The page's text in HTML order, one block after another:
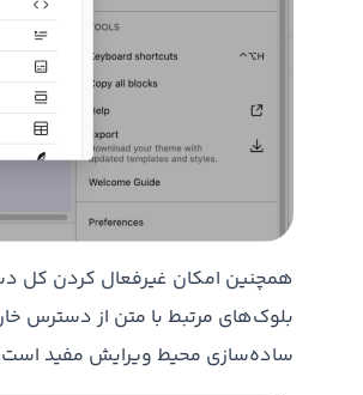
همچنین امکان غیرفعال کردن کل
بلوک‌های مرتبط با متن از دسترس
ساده‌سازی محیط ویرایش مفید